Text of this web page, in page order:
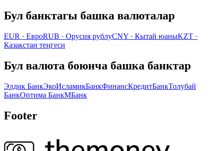
Бул банктагы башка валюталар
EUR · ЕвроRUB · Орусия рублуCNY · Кытай юаныKZT ·
Казакстан теңгеси
Бул валюта боюнча башка банктар
Элдик БанкЭкоИсламикБанкФинансКредитБанкТолубай
БанкОптима БанкМБанк
Footer